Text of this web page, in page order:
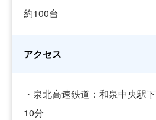
約100台
アクセス
・泉北高速鉄道：和泉中央駅
10分